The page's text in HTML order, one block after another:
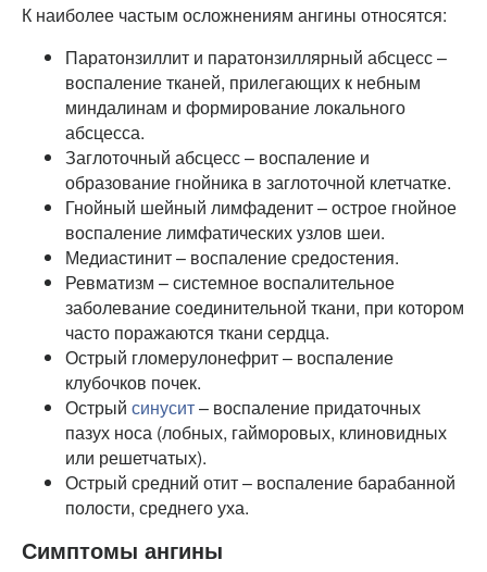
К наиболее частым осложнениям ангины относятся:
Паратонзиллит и паратонзиллярный абсцесс –
воспаление тканей, прилегающих к небным
миндалинам и формирование локального
абсцесса.
Заглоточный абсцесс – воспаление и
образование гнойника в заглоточной клетчатке.
Гнойный шейный лимфаденит – острое гнойное
воспаление лимфатических узлов шеи.
Медиастинит – воспаление средостения.
Ревматизм – системное воспалительное
заболевание соединительной ткани, при котором
часто поражаются ткани сердца.
Острый гломерулонефрит – воспаление
клубочков почек.
Острый синусит– воспаление придаточных
пазух носа (лобных, гайморовых, клиновидных
или решетчатых).
Острый средний отит – воспаление барабанной
полости, среднего уха.
Симптомы ангины